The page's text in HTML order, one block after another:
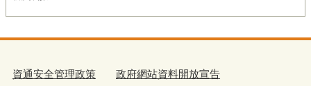
資通安全管理政策 政府網站資料開放宣告